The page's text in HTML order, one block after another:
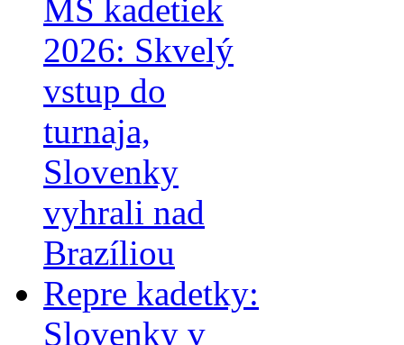
MS kadetiek
2026: Skvelý
vstup do
turnaja,
Slovenky
vyhrali nad
Brazíliou
Repre kadetky:
Slovenky v